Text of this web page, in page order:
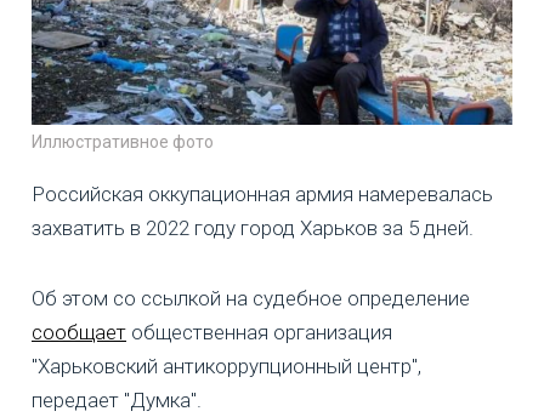
Иллюстративное фото
Российская оккупационная армия намеревалась
захватить в 2022 году город Харьков за 5 дней.
Об этом со ссылкой на судебное определение
сообщает общественная организация
"Харьковский антикоррупционный центр",
передает "Думка".